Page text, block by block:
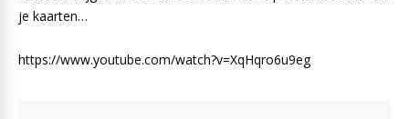
je kaarten…
https://www.youtube.com/watch?v=XqHqro6u9eg